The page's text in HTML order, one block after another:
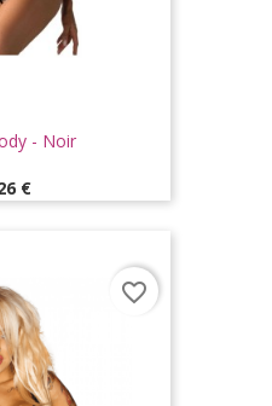
- Noir
€
favorite_border